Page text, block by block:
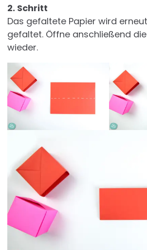
2. Schritt
Das gefaltete Papier wird
gefaltet. Öffne anschließend
wieder.